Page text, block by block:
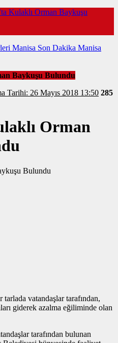
Kulaklı Orman Baykuşu
Manisa Son Dakika Manisa
Baykuşu Bulundu
Tarihi: 26 Mayıs 2018 13:50 285
Orman
tarlada vatandaşlar tarafından,
giderek azalma eğiliminde olan
tarafından bulunan